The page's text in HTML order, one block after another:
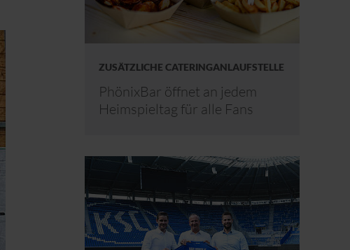
ZUSÄTZLICHE CATERINGANLAUFSTELLE
PhönixBar öffnet an jedem
Heimspieltag für alle Fans